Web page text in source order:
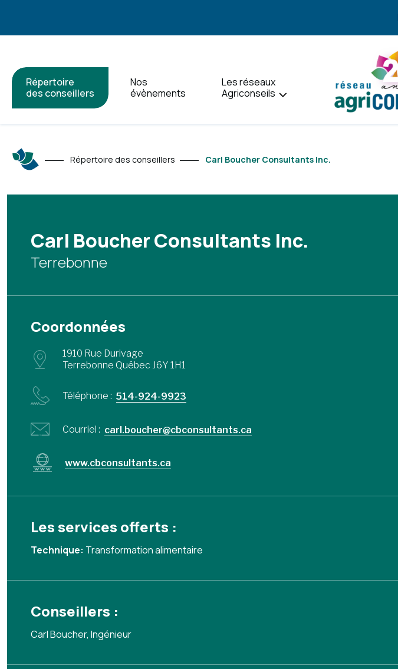
Répertoire
des conseillers
Nos
évènements
Les réseaux
Agriconseils
Répertoire des conseillers Carl Boucher Consultants Inc.
Carl Boucher Consultants Inc.
Terrebonne
Coordonnées
1910 Rue Durivage
Terrebonne Québec J6Y 1H1
Téléphone : 514-924-9923
Courriel : carl.boucher@cbconsultants.ca
www.cbconsultants.ca
Les services offerts :
Technique: Transformation alimentaire
Conseillers :
Carl Boucher, Ingénieur